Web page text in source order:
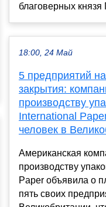
благоверных князя
18:00, 24 Май
5 предприятий
закрытия:
производству
International
человек в
Американская
производству
Paper объявила о
пять своих